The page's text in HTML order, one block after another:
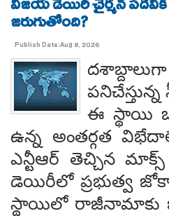
విజయ డెయిరీ చైర్మన్
జరుగుతోంది?
Publish Date:Aug 8, 2026
ఈ స్థాయి
ఉన్న అంతర్గత
ఎన్టీఆర్ తెచ్చిన మాక్స్
డెయిరీలో ప్రభుత్వ
స్థాయిలో రాజీనామాకు